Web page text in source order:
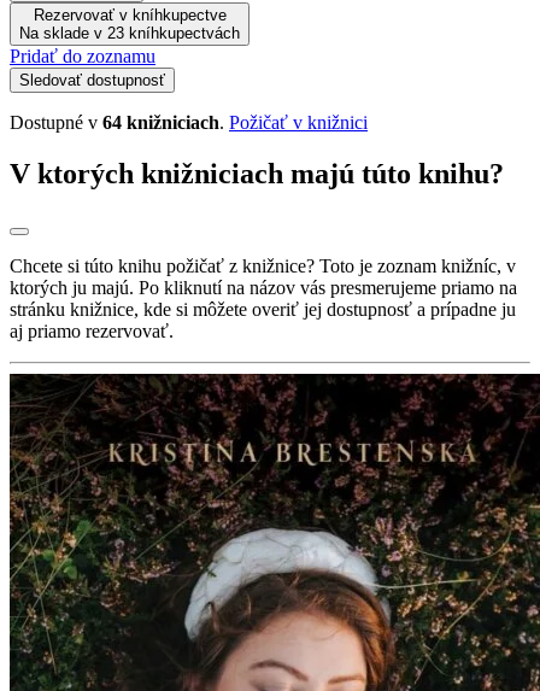
Rezervovať v kníhkupectve
Na sklade v 23 kníhkupectvách
Pridať do zoznamu
Sledovať dostupnosť
Dostupné v 64 knižniciach. Požičať v knižnici
V ktorých knižniciach majú túto knihu?
Chcete si túto knihu požičať z knižnice? Toto je zoznam knižníc, v
ktorých ju majú. Po kliknutí na názov vás presmerujeme priamo na
stránku knižnice, kde si môžete overiť jej dostupnosť a prípadne ju
aj priamo rezervovať.